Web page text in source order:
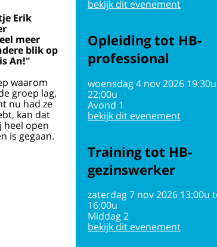
Erik
meer
blik op
An!"
waarom
groep lag,
nu had ze
kan dat
heel open
is gegaan.
bekijk dit evenement
Opleiding tot HB-
professional
woensdag 4 nov 2026
22:00u
Avond 1
bekijk dit evenement
Training tot HB-
gezinswerker
zaterdag 7 nov 2026 13:00u
16:00u
Middag 2
bekijk dit evenement